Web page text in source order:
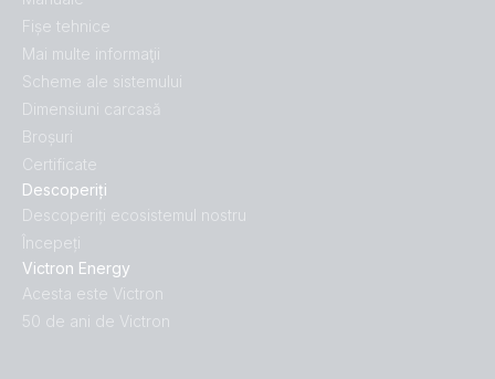
Descoperiți
Descoperiți ecosistemul nostru
Începeți
Victron Energy
Acesta este Victron
50 de ani de Victron
Fișe tehnice
Mai multe informaţii
Scheme ale sistemului
Dimensiuni carcasă
Broșuri
Certificate